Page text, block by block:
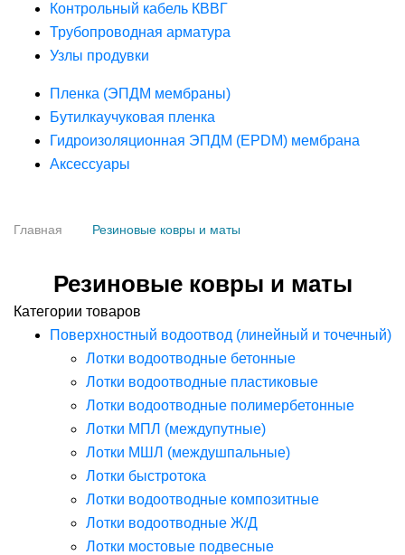
Контрольный кабель КВВГ
Трубопроводная арматура
Узлы продувки
Пленка (ЭПДМ мембраны)
Бутилкаучуковая пленка
Гидроизоляционная ЭПДМ (EPDM) мембрана
Аксессуары
Главная Резиновые ковры и маты
Резиновые ковры и маты
Категории товаров
Поверхностный водоотвод (линейный и точечный)
Лотки водоотводные бетонные
Лотки водоотводные пластиковые
Лотки водоотводные полимербетонные
Лотки МПЛ (междупутные)
Лотки МШЛ (междушпальные)
Лотки быстротока
Лотки водоотводные композитные
Лотки водоотводные Ж/Д
Лотки мостовые подвесные